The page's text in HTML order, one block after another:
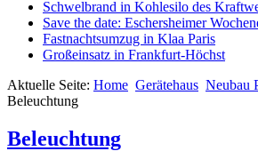
Schwelbrand in Kohlesilo des
Save the date: Eschersheimer
Fastnachtsumzug in Klaa Paris
Großeinsatz in Frankfurt-Höchst
Aktuelle Seite: Home Gerätehaus Neubau
Beleuchtung
Beleuchtung